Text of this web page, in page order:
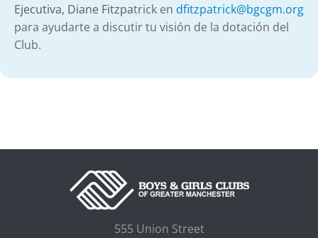
Ejecutiva, Diane Fitzpatrick en dfitzpatrick@bgcgm.org
para ayudarte a discutir tu visión de la dotación del
Club.
555 Union Street